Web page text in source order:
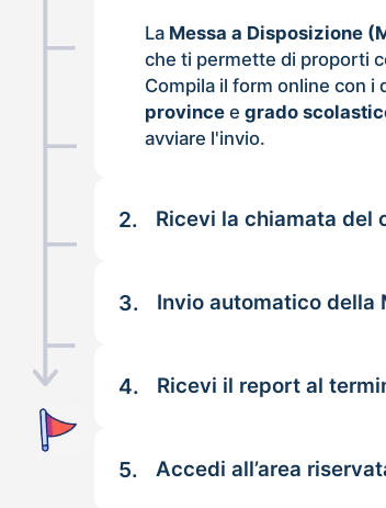
La Messa a Disposizione
che ti permette di proporti
Compila il form online con i
province egrado
avviare l'invio.
2. Ricevi la chiamata del
3. Invio automatico della
4. Ricevi il report al
5. Accedi all’area